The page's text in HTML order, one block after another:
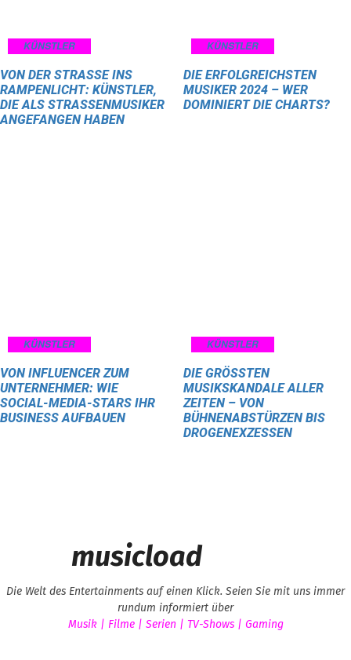
KÜNSTLER
VON DER STRASSE INS R
AMPENLICHT: KÜNSTLER, D
IE ALS STRASSENMUSIKER AN
GEFANGEN HABEN
KÜNSTLER
DIE ERFOLGREICHSTEN
MUSIKER 2024 – WER
DOMINIERT DIE CHARTS?
KÜNSTLER
VON INFLUENCER ZUM
UNTERNEHMER: WIE
SOCIAL-MEDIA-STARS IHR
BUSINESS AUFBAUEN
KÜNSTLER
DIE GRÖSSTEN M
USIKSKANDALE ALLER Z
EITEN – VON B
ÜHNENABSTÜRZEN BIS D
ROGENEXZESSEN
musicload
Die Welt des Entertainments auf einen Klick. Seien Sie mit uns immer
rundum informiert über
Musik | Filme | Serien | TV-Shows | Gaming